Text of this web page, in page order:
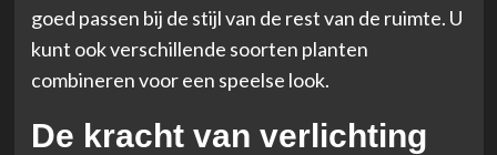
goed passen bij de stijl van de rest van de ruimte. U
kunt ook verschillende soorten planten
combineren voor een speelse look.
De kracht van verlichting